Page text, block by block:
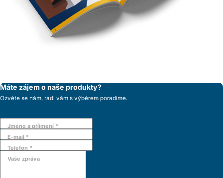
Máte zájem o naše produkty?
Ozvěte se nám, rádi vám s výběrem poradíme.
Jméno a příjmení *
E-mail *
Telefon *
Vaše zpráva